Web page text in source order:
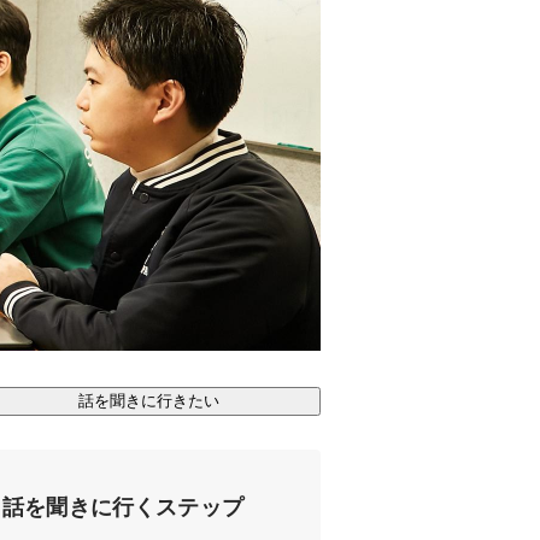
話を聞きに行きたい
話を聞きに行くステップ